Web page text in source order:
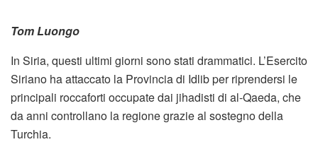
Tom Luongo
In Siria, questi ultimi giorni sono stati drammatici. L’Esercito
Siriano ha attaccato la Provincia di Idlib per riprendersi le
principali roccaforti occupate dai jihadisti di al-Qaeda, che
da anni controllano la regione grazie al sostegno della
Turchia.